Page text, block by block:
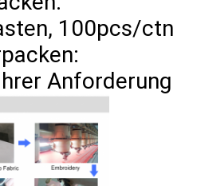
100pcs/ctn
Anforderung